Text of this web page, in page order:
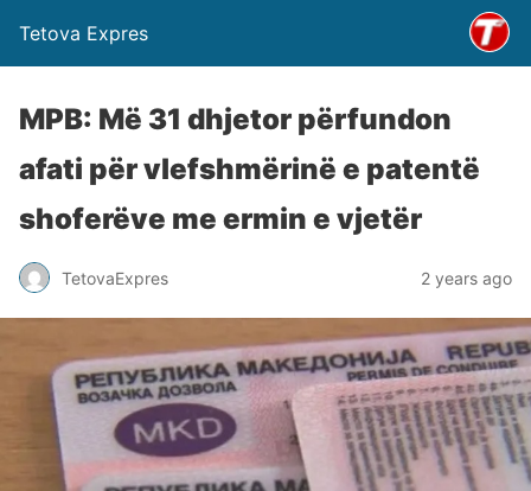
Tetova Expres
MPB: Më 31 dhjetor përfundon
afati për vlefshmërinë e patentë
shoferëve me ermin e vjetër
TetovaExpres 2 years ago